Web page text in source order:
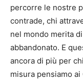
percorre le nostre
contrade, chi
nel mondo merita
abbandonato. E
ancora di più per
misura pensiamo